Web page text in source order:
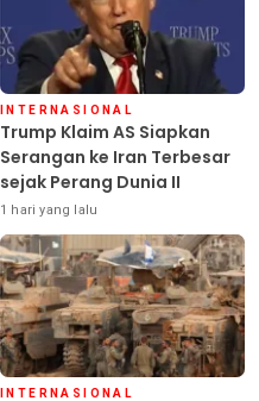
INTERNASIONAL
Trump Klaim AS Siapkan
Serangan ke Iran Terbesar
sejak Perang Dunia II
1 hari yang lalu
INTERNASIONAL